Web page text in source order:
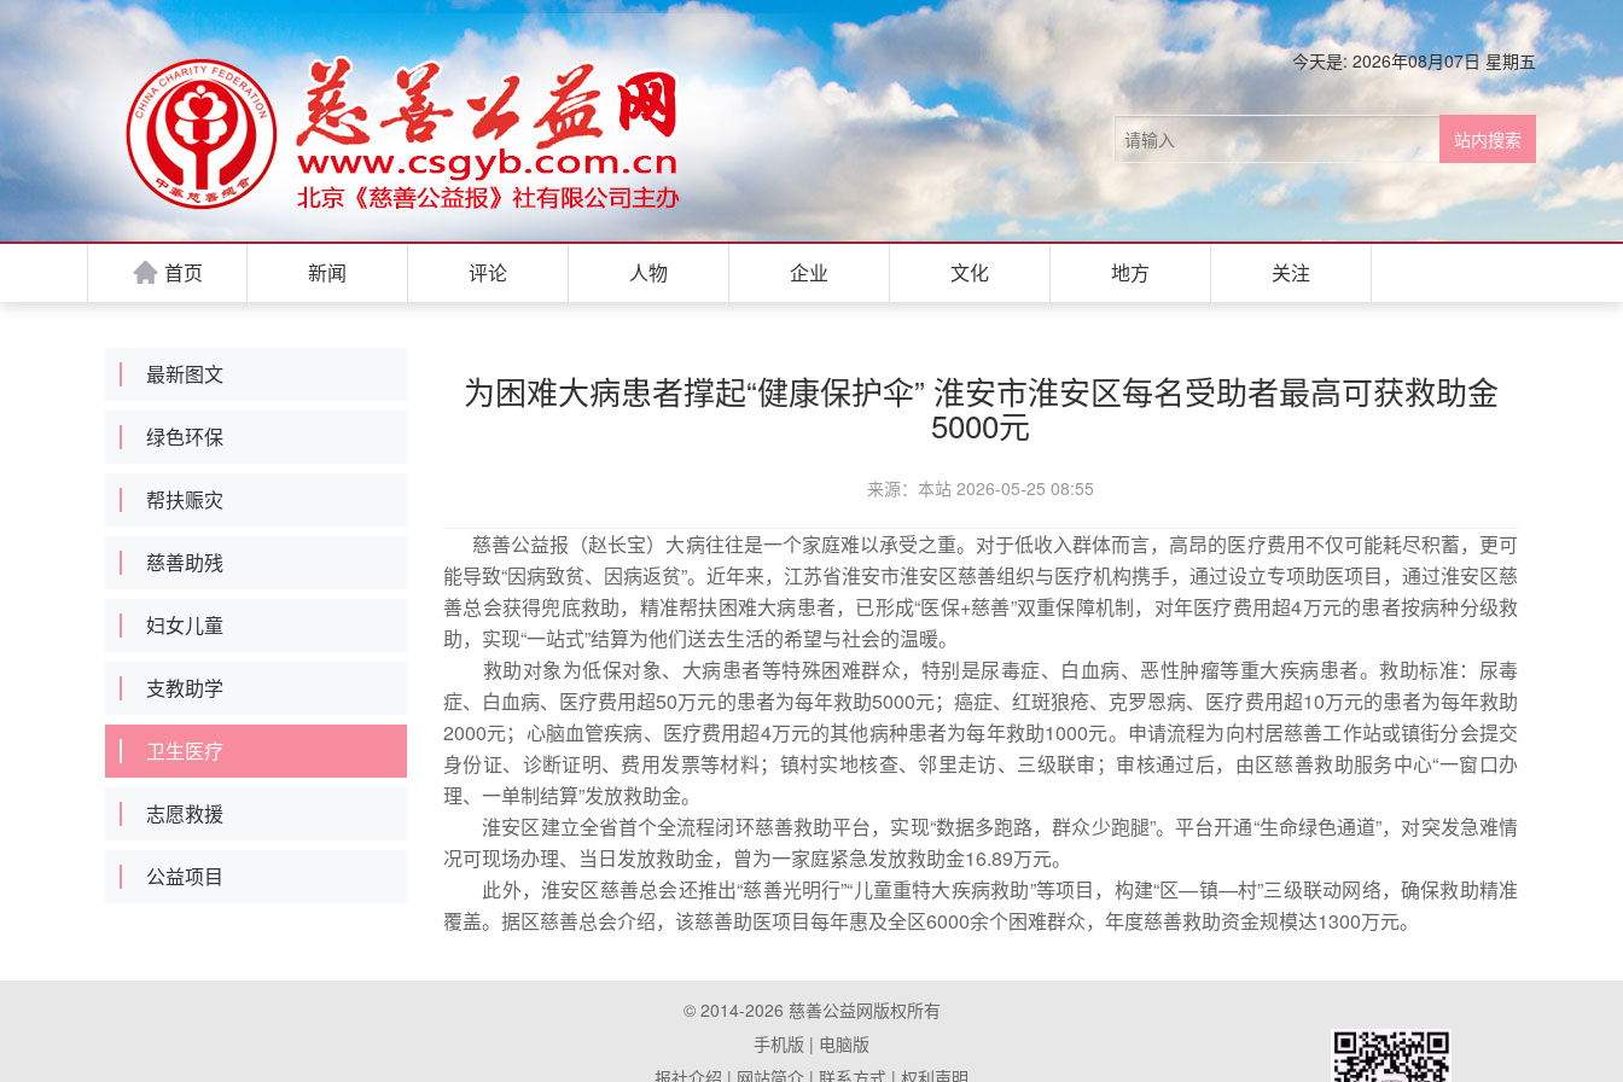
今天是: 2026年08月07日 星期五
首页 新闻 评论 人物 企业 文化 地方 关注
最新图文
绿色环保
帮扶赈灾
慈善助残
妇女儿童
支教助学
卫生医疗
志愿救援
公益项目
为困难大病患者撑起“健康保护伞” 淮安市淮安区每名受助者最高可获救助金
5000元
来源：本站 2026-05-25 08:55
慈善公益报（赵长宝）大病往往是一个家庭难以承受之重。对于低收入群体而言，高昂的医疗费用不仅可能耗尽积蓄，更可
能导致“因病致贫、因病返贫”。近年来，江苏省淮安市淮安区慈善组织与医疗机构携手，通过设立专项助医项目，通过淮安区慈
善总会获得兜底救助，精准帮扶困难大病患者，已形成“医保+慈善”双重保障机制，对年医疗费用超4万元的患者按病种分级救
助，实现“一站式”结算为他们送去生活的希望与社会的温暖。
救助对象为低保对象、大病患者等特殊困难群众，特别是尿毒症、白血病、恶性肿瘤等重大疾病患者。救助标准：尿毒
症、白血病、医疗费用超50万元的患者为每年救助5000元；癌症、红斑狼疮、克罗恩病、医疗费用超10万元的患者为每年救助
2000元；心脑血管疾病、医疗费用超4万元的其他病种患者为每年救助1000元。申请流程为向村居慈善工作站或镇街分会提交
身份证、诊断证明、费用发票等材料；镇村实地核查、邻里走访、三级联审；审核通过后，由区慈善救助服务中心“一窗口办
理、一单制结算”发放救助金。
淮安区建立全省首个全流程闭环慈善救助平台，实现“数据多跑路，群众少跑腿”。平台开通“生命绿色通道”，对突发急难情
况可现场办理、当日发放救助金，曾为一家庭紧急发放救助金16.89万元。
此外，淮安区慈善总会还推出“慈善光明行”“儿童重特大疾病救助”等项目，构建“区—镇—村”三级联动网络，确保救助精准
覆盖。据区慈善总会介绍，该慈善助医项目每年惠及全区6000余个困难群众，年度慈善救助资金规模达1300万元。
© 2014-2026 慈善公益网版权所有
手机版 | 电脑版
报社介绍 | 网站简介 | 联系方式 | 权利声明